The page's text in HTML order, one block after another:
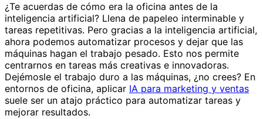
¿Te acuerdas de cómo era la oficina antes de la
inteligencia artificial? Llena de papeleo interminable y
tareas repetitivas. Pero gracias a la inteligencia artificial,
ahora podemos automatizar procesos y dejar que las
máquinas hagan el trabajo pesado. Esto nos permite
centrarnos en tareas más creativas e innovadoras.
Dejémosle el trabajo duro a las máquinas, ¿no crees? En
entornos de oficina, aplicar IA para marketing y ventas
suele ser un atajo práctico para automatizar tareas y
mejorar resultados.